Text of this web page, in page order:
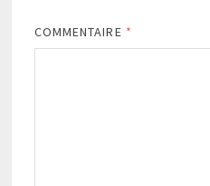
COMMENTAIRE *